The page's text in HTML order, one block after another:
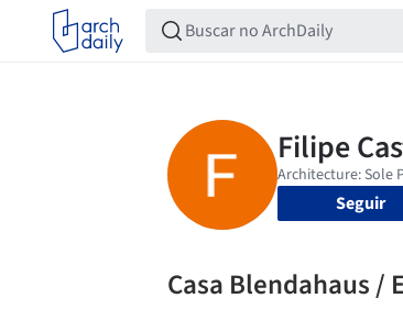
Seguir
Casa Blendahaus /